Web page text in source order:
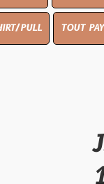
TOUT PAYS WW 1
J.P.